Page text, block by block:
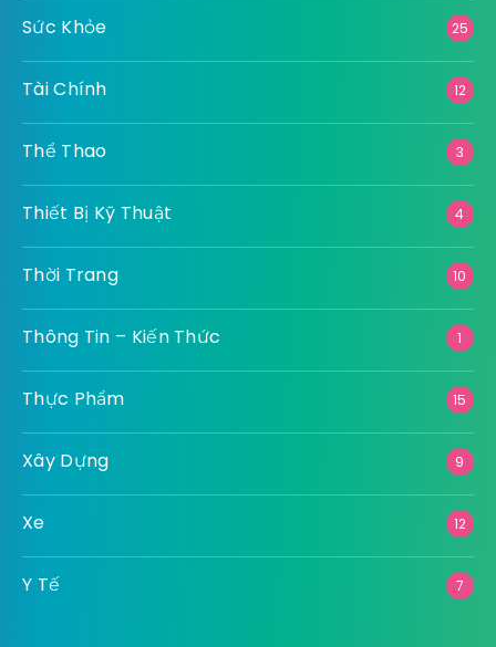
Sức Khỏe 25
Tài Chính 12
Thể Thao 3
Thiết Bị Kỹ Thuật 4
Thời Trang 10
Thông Tin – Kiến Thức 1
Thực Phẩm 15
Xây Dựng 9
Xe 12
Y Tế 7